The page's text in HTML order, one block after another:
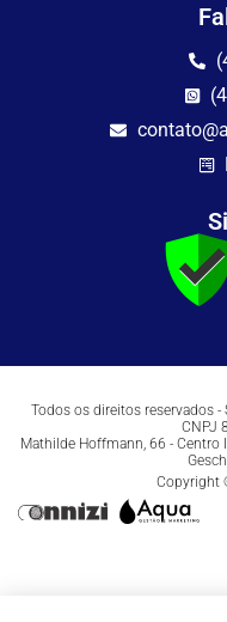
Todos os direitos reservados -
CNPJ
Mathilde Hoffmann, 66 - Centro
Copyright